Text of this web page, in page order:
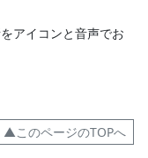
アイコンと音声でお
▲このページのTOPへ